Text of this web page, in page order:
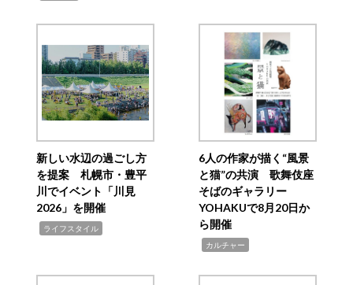
新しい水辺の過ごし方
を提案 札幌市・豊平
川でイベント「川見
2026」を開催
ライフスタイル
6人の作家が描く“風景
と猫”の共演 歌舞伎座
そばのギャラリー
YOHAKUで8月20日か
ら開催
カルチャー